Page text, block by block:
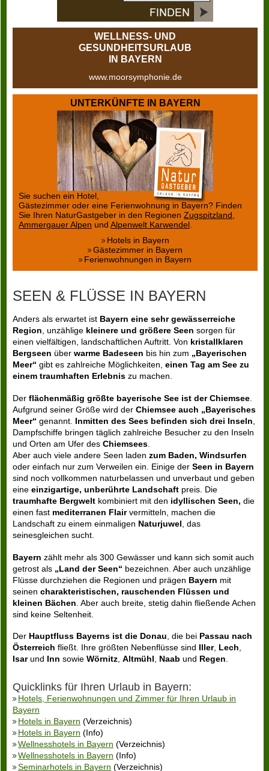
WELLNESS- UND
GESUNDHEITSURLAUB
IN BAYERN
www.moorsymphonie.de
UNTERKÜNFTE IN BAYERN
Sie suchen ein Hotel,
Gästezimmer oder eine Ferienwohnung in Bayern? Finden
Sie Ihren NaturGastgeber in den Regionen Zugspitzland
Ammergauer Alpen und Alpenwelt Karwendel
Hotels in Bayern
Gästezimmer in Bayern
Ferienwohnungen in Bayern
SEEN & FLÜSSE IN BAYERN
Anders als erwartet ist Bayern eine sehr gewässerreiche
Region, unzählige kleinere und größere Seen sorgen für
einen vielfältigen, landschaftlichen Auftritt. Von kristallklaren
Bergseen über warme Badeseen bis hin zum „Bayerischen
Meer“ gibt es zahlreiche Möglichkeiten, einen Tag am See zu
einem traumhaften Erlebnis zu machen.
Der flächenmäßig größte bayerische See ist der Chiemsee.
Aufgrund seiner Größe wird der Chiemsee auch „Bayerisches
Meer“ genannt. Inmitten des Sees befinden sich drei Inseln,
Dampfschiffe bringen täglich zahlreiche Besucher zu den Inseln
und Orten am Ufer des Chiemsees.
Aber auch viele andere Seen laden zum Baden, Windsurfen
oder einfach nur zum Verweilen ein. Einige der Seen in Bayern
sind noch vollkommen naturbelassen und unverbaut und geben
eine einzigartige, unberührte Landschaft preis. Die
traumhafte Bergwelt kombiniert mit den idyllischen Seen, die
einen fast mediterranen Flair vermitteln, machen die
Landschaft zu einem einmaligen Naturjuwel , das
seinesgleichen sucht.
Bayern zählt mehr als 300 Gewässer und kann sich somit auch
getrost als „Land der Seen“ bezeichnen. Aber auch unzählige
Flüsse durchziehen die Regionen und prägen Bayern mit
seinen charakteristischen, rauschenden Flüssen und
kleinen Bächen . Aber auch breite, stetig dahin fließende Achen
sind keine Seltenheit.
Der Hauptfluss Bayerns ist die Donau, die bei Passau nach
Österreich fließt. Ihre größten Nebenflüsse sind Iller, Lech,
Isar und Inn sowie Wörnitz, Altmühl , Naab und Regen.
Quicklinks für Ihren Urlaub in Bayern:
Hotels, Ferienwohnungen und Zimmer für Ihren Urlaub in
Bayern
Hotels in Bayern (Verzeichnis)
Hotels in Bayern (Info)
Wellnesshotels in Bayern (Verzeichnis)
Wellnesshotels in Bayern (Info)
Seminarhotels in Bayern (Verzeichnis)